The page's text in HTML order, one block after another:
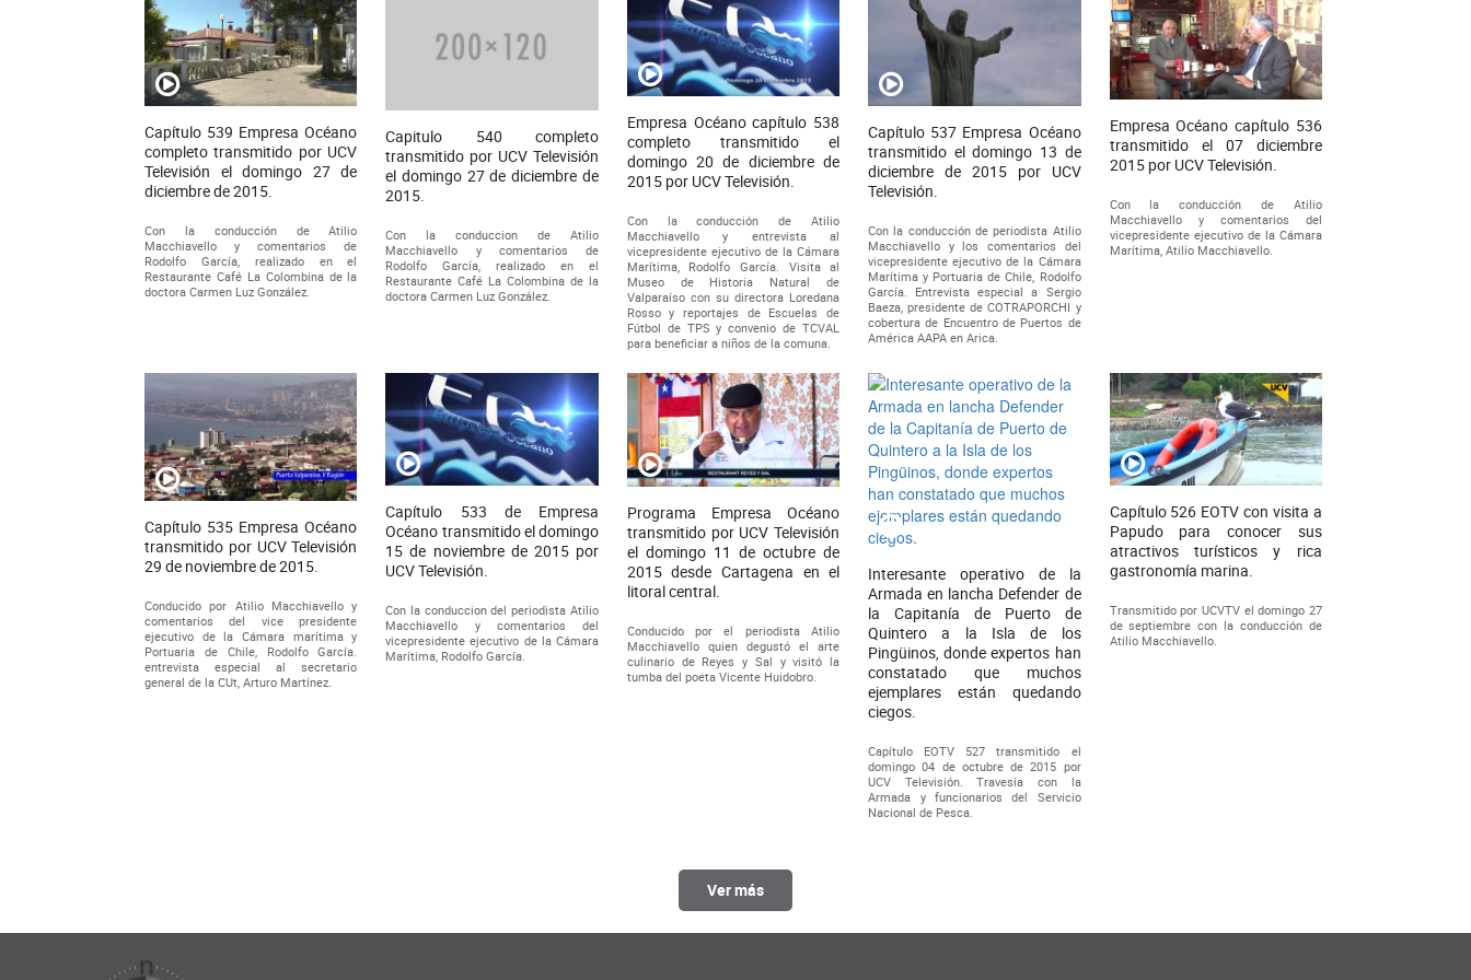
Capítulo 539 Empresa Océano
completo transmitido por UCV
Televisión el domingo 27 de
diciembre de 2015.
Con la conducción de Atilio
Macchiavello y comentarios de
Rodolfo García, realizado en el
Restaurante Café La Colombina de la
doctora Carmen Luz González.
Capitulo 540 completo
transmitido por UCV Televisión
el domingo 27 de diciembre de
2015.
Con la conduccion de Atilio
Macchiavello y comentarios de
Rodolfo García, realizado en el
Restaurante Café La Colombina de la
doctora Carmen Luz González.
Empresa Océano capítulo 538
completo transmitido el
domingo 20 de diciembre de
2015 por UCV Televisión.
Con la conducción de Atilio
Macchiavello y entrevista al
vicepresidente ejecutivo de la Cámara
Marítima, Rodolfo García. Visita al
Museo de Historia Natural de
Valparaíso con su directora Loredana
Rosso y reportajes de Escuelas de
Fútbol de TPS y convenio de TCVAL
para beneficiar a niños de la comuna.
Capítulo 537 Empresa Océano
transmitido el domingo 13 de
diciembre de 2015 por UCV
Televisión.
Con la conducción de periodista Atilio
Macchiavello y los comentarios del
vicepresidente ejecutivo de la Cámara
Marítima y Portuaria de Chile, Rodolfo
García. Entrevista especial a Sergio
Baeza, presidente de COTRAPORCHI y
cobertura de Encuentro de Puertos de
América AAPA en Arica.
Empresa Océano capítulo 536
transmitido el 07 diciembre
2015 por UCV Televisión.
Con la conducción de Atilio
Macchiavello y comentarios del
vicepresidente ejecutivo de la Cámara
Marítima, Atilio Macchiavello.
Capítulo 535 Empresa Océano
transmitido por UCV Televisión
29 de noviembre de 2015.
Conducido por Atilio Macchiavello y
comentarios del vice presidente
ejecutivo de la Cámara marítima y
Portuaria de Chile, Rodolfo García.
entrevista especial al secretario
general de la CUt, Arturo Martínez.
Capítulo 533 de Empresa
Océano transmitido el domingo
15 de noviembre de 2015 por
UCV Televisión.
Con la conduccion del periodista Atilio
Macchiavello y comentarios del
vicepresidente ejecutivo de la Cámara
Marítima, Rodolfo García.
Programa Empresa Océano
transmitido por UCV Televisión
el domingo 11 de octubre de
2015 desde Cartagena en el
litoral central.
Conducido por el periodista Atilio
Macchiavello quien degustó el arte
culinario de Reyes y Sal y visitó la
tumba del poeta Vicente Huidobro.
Interesante operativo de la
Armada en lancha Defender de
la Capitanía de Puerto de
Quintero a la Isla de los
Pingüinos, donde expertos han
constatado que muchos
ejemplares están quedando
ciegos.
Capítulo EOTV 527 transmitido el
domingo 04 de octubre de 2015 por
UCV Televisión. Travesía con la
Armada y funcionarios del Servicio
Nacional de Pesca.
Capítulo 526 EOTV con visita a
Papudo para conocer sus
atractivos turísticos y rica
gastronomía marina.
Transmitido por UCVTV el domingo 27
de septiembre con la conducción de
Atilio Macchiavello.
Ver más